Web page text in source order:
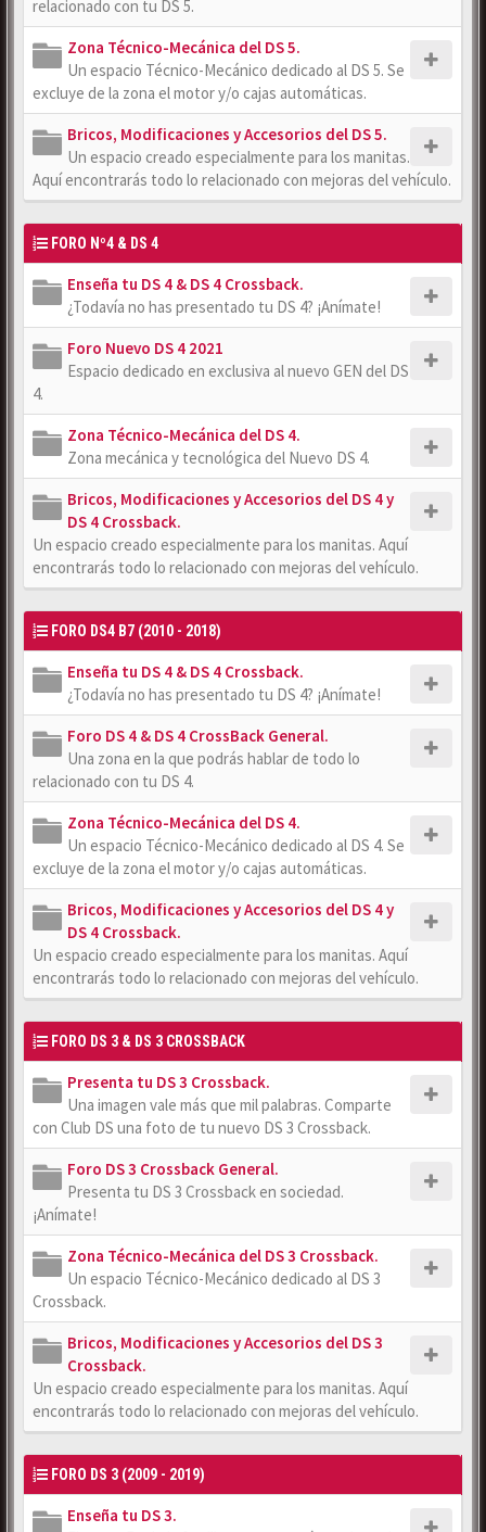
relacionado con tu DS 5.
Zona Técnico-Mecánica del DS 5.
Un espacio Técnico-Mecánico dedicado al DS 5. Se
excluye de la zona el motor y/o cajas automáticas.
Bricos, Modificaciones y Accesorios del DS 5.
Un espacio creado especialmente para los manitas.
Aquí encontrarás todo lo relacionado con mejoras del vehículo.
FORO Nº4 & DS 4
Enseña tu DS 4 & DS 4 Crossback.
¿Todavía no has presentado tu DS 4? ¡Anímate!
Foro Nuevo DS 4 2021
Espacio dedicado en exclusiva al nuevo GEN del DS
4.
Zona Técnico-Mecánica del DS 4.
Zona mecánica y tecnológica del Nuevo DS 4.
Bricos, Modificaciones y Accesorios del DS 4 y
DS 4 Crossback.
Un espacio creado especialmente para los manitas. Aquí
encontrarás todo lo relacionado con mejoras del vehículo.
FORO DS4 B7 (2010 - 2018)
Enseña tu DS 4 & DS 4 Crossback.
¿Todavía no has presentado tu DS 4? ¡Anímate!
Foro DS 4 & DS 4 CrossBack General.
Una zona en la que podrás hablar de todo lo
relacionado con tu DS 4.
Zona Técnico-Mecánica del DS 4.
Un espacio Técnico-Mecánico dedicado al DS 4. Se
excluye de la zona el motor y/o cajas automáticas.
Bricos, Modificaciones y Accesorios del DS 4 y
DS 4 Crossback.
Un espacio creado especialmente para los manitas. Aquí
encontrarás todo lo relacionado con mejoras del vehículo.
FORO DS 3 & DS 3 CROSSBACK
Presenta tu DS 3 Crossback.
Una imagen vale más que mil palabras. Comparte
con Club DS una foto de tu nuevo DS 3 Crossback.
Foro DS 3 Crossback General.
Presenta tu DS 3 Crossback en sociedad.
¡Anímate!
Zona Técnico-Mecánica del DS 3 Crossback.
Un espacio Técnico-Mecánico dedicado al DS 3
Crossback.
Bricos, Modificaciones y Accesorios del DS 3
Crossback.
Un espacio creado especialmente para los manitas. Aquí
encontrarás todo lo relacionado con mejoras del vehículo.
FORO DS 3 (2009 - 2019)
Enseña tu DS 3.